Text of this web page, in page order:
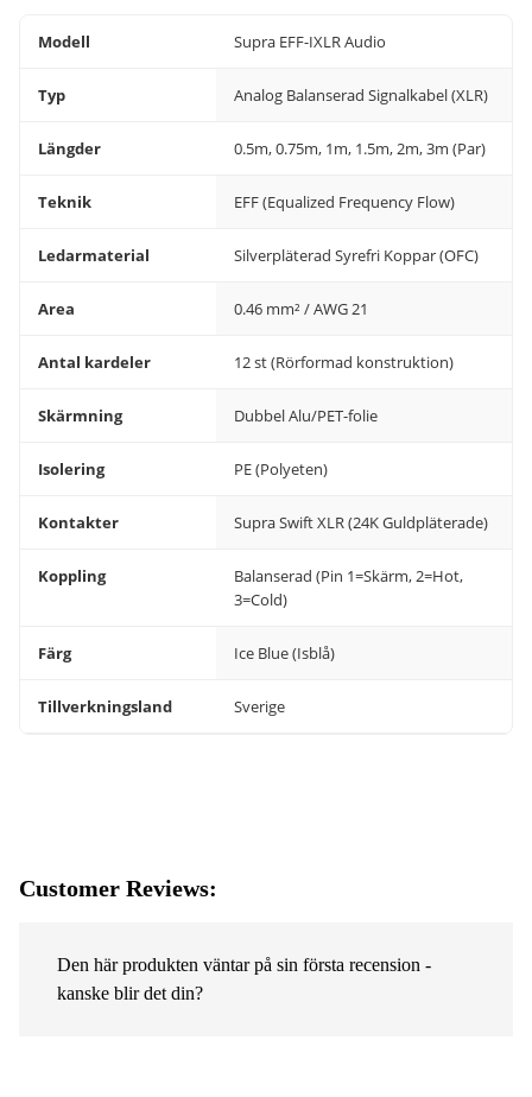
Modell Supra EFF-IXLR Audio
Typ Analog Balanserad Signalkabel (XLR)
Längder 0.5m, 0.75m, 1m, 1.5m, 2m, 3m (Par)
Teknik EFF (Equalized Frequency Flow)
Ledarmaterial Silverpläterad Syrefri Koppar (OFC)
Area 0.46 mm² / AWG 21
Antal kardeler 12 st (Rörformad konstruktion)
Skärmning Dubbel Alu/PET-folie
Isolering PE (Polyeten)
Kontakter Supra Swift XLR (24K Guldpläterade)
Koppling
Balanserad (Pin 1=Skärm, 2=Hot,
3=Cold)
Färg Ice Blue (Isblå)
Tillverkningsland Sverige
Customer Reviews:
Den här produkten väntar på sin första recension -
kanske blir det din?